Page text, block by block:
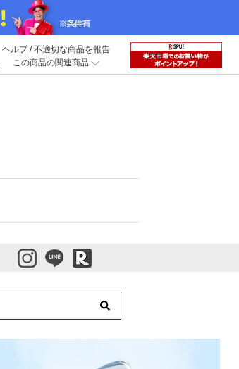
ヘルプ/不適切な商品を報告
この商品の関連商品